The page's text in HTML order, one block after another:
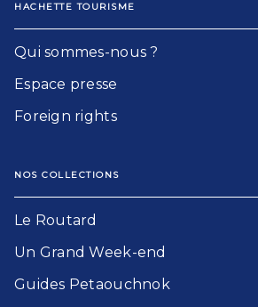
HACHETTE TOURISME
Qui sommes-nous ?
Espace presse
Foreign rights
NOS COLLECTIONS
Le Routard​
Un Grand Week-end​
Guides Petaouchnok​